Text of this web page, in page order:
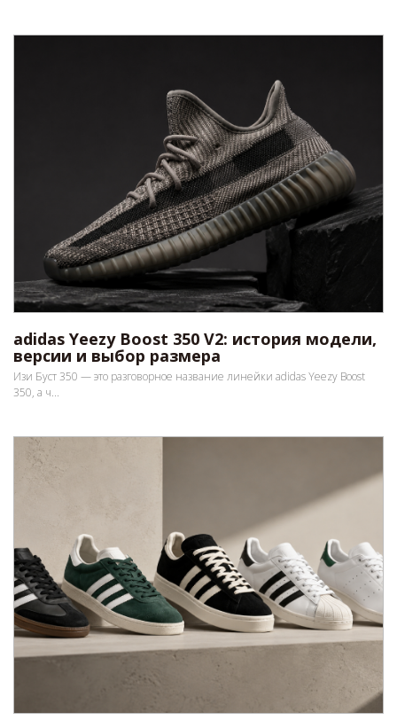
adidas Yeezy Boost 350 V2: история модели,
версии и выбор размера
Изи Буст 350 — это разговорное название линейки adidas Yeezy Boost
350, а ч...